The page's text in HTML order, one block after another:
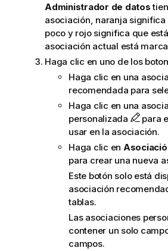
Administrador de datos
asociación, naranja
poco y rojo significa que
asociación actual está
Haga clic en uno de los
Haga clic en una
recomendada para
Haga clic en una
personalizada
para
usar en la asociación.
Haga clic en
para crear una nueva
Este botón solo está
asociación
tablas.
Las asociaciones
contener un solo
campos.